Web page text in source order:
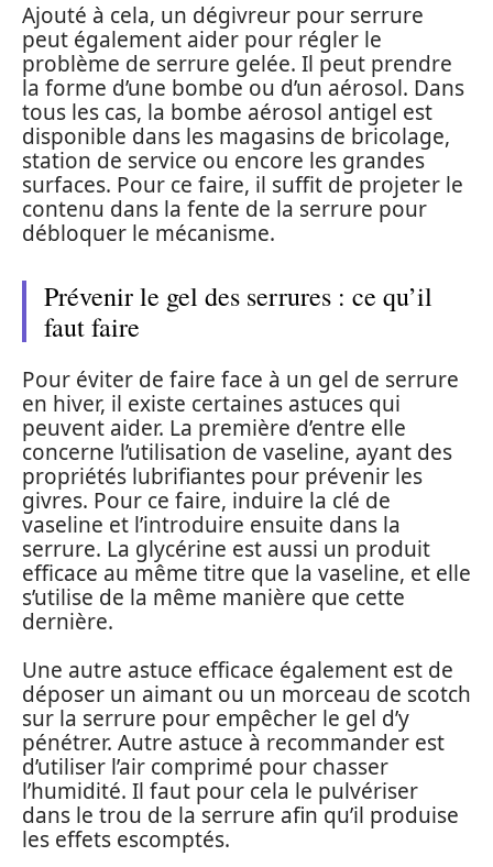
Ajouté à cela, un dégivreur pour serrure
peut également aider pour régler le
problème de serrure gelée. Il peut prendre
la forme d’une bombe ou d’un aérosol. Dans
tous les cas, la bombe aérosol antigel est
disponible dans les magasins de bricolage,
station de service ou encore les grandes
surfaces. Pour ce faire, il suffit de projeter le
contenu dans la fente de la serrure pour
débloquer le mécanisme.
Prévenir le gel des serrures : ce qu’il
faut faire
Pour éviter de faire face à un gel de serrure
en hiver, il existe certaines astuces qui
peuvent aider. La première d’entre elle
concerne l’utilisation de vaseline, ayant des
propriétés lubrifiantes pour prévenir les
givres. Pour ce faire, induire la clé de
vaseline et l’introduire ensuite dans la
serrure. La glycérine est aussi un produit
efficace au même titre que la vaseline, et elle
s’utilise de la même manière que cette
dernière.
Une autre astuce efficace également est de
déposer un aimant ou un morceau de scotch
sur la serrure pour empêcher le gel d’y
pénétrer. Autre astuce à recommander est
d’utiliser l’air comprimé pour chasser
l’humidité. Il faut pour cela le pulvériser
dans le trou de la serrure afin qu’il produise
les effets escomptés.